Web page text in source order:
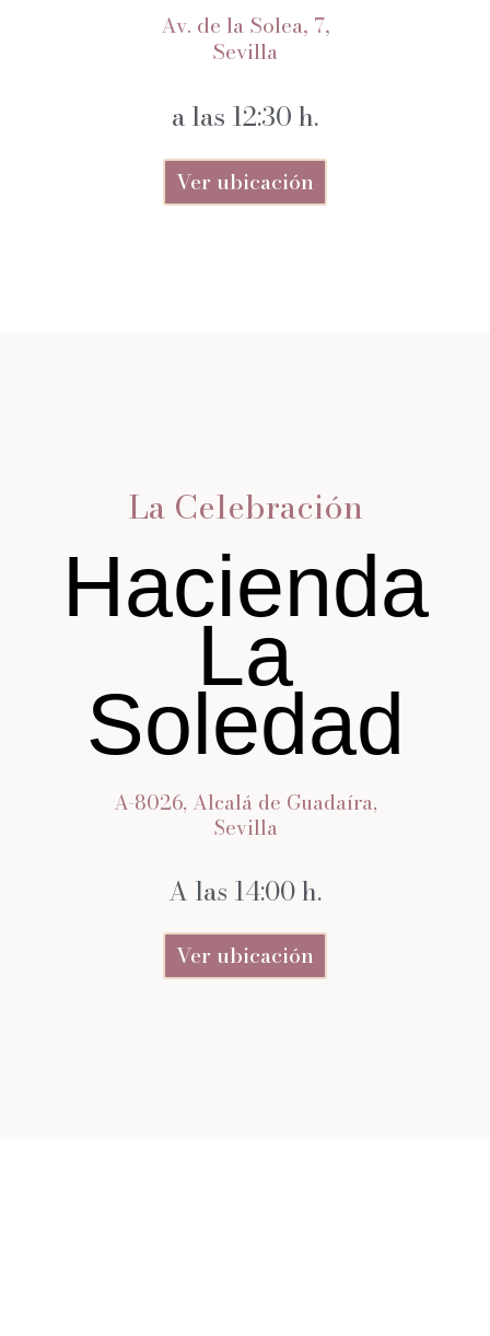
Av. de la Solea, 7,
Sevilla
a las 12:30 h.
Ver ubicación
La Celebración
Hacienda
La
Soledad
A-8026, Alcalá de Guadaíra,
Sevilla
A las 14:00 h.
Ver ubicación